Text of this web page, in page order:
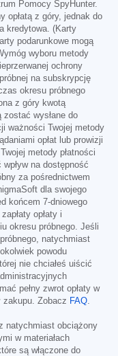
Pomocy SpyHunter.
opłatą z góry, jednak do
kredytowa. (Karty
podarunkowe mogą
wyboru metody
ochrony
na subskrypcję
okresu próbnego
z góry kwotą
zostać wysłane do
ważności Twojej metody
opłat lub prowizji
metody płatności
na dostępność
za pośrednictwem
dla swojego
końcem 7-dniowego
opłaty i
okresu próbnego. Jeśli
natychmiast
powodu
nie chciałeś uiścić
pełny zwrot opłaty w
zakupu. Zobacz FAQ
natychmiast obciążony
w materiałach
są włączone do